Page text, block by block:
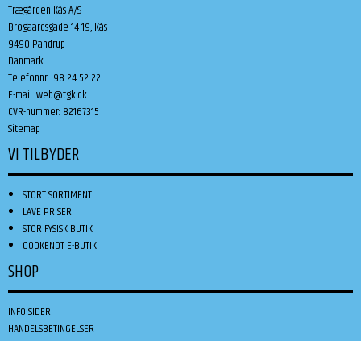
Trægården Kås A/S
Brogaardsgade 14-19, Kås
9490 Pandrup
Danmark
Telefonnr.: 98 24 52 22
E-mail:web@tgk.dk
CVR-nummer: 82167315
Sitemap
VI TILBYDER
STORT SORTIMENT
LAVE PRISER
STOR FYSISK BUTIK
GODKENDT E-BUTIK
SHOP
INFO SIDER
HANDELSBETINGELSER